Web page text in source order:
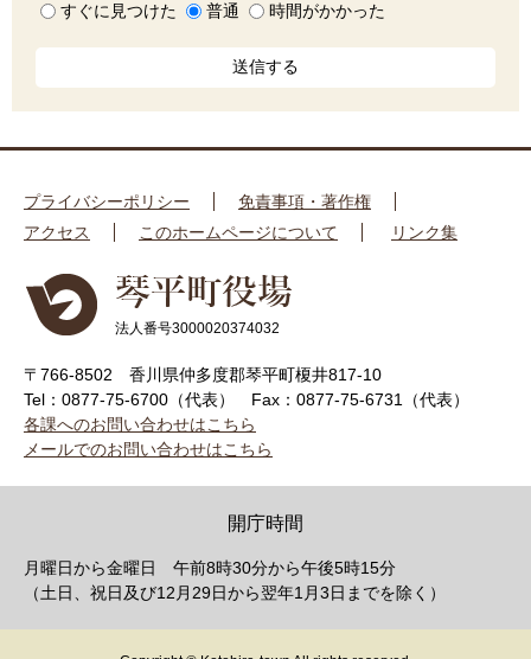
すぐに見つけた
普通 時間がかかった
プライバシーポリシー
免責事項・著作権
アクセス
このホームページについて リンク集
法人番号3000020374032
〒766-8502 香川県仲多度郡琴平町榎井817-10
Tel：0877-75-6700（代表）
Fax：0877-75-6731（代表）
各課へのお問い合わせはこちら
メールでのお問い合わせはこちら
開庁時間
月曜日から金曜日 午前8時30分から午後5時15分
（土日、祝日及び12月29日から翌年1月3日までを除く）